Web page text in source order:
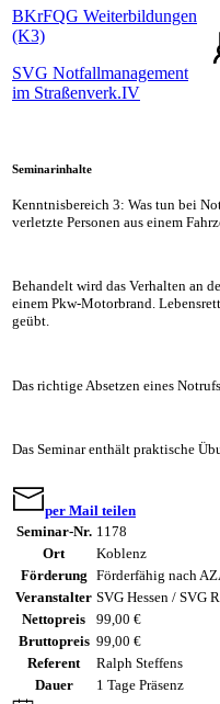
BKrFQG Weiterbildungen
(K3)
SVG Notfallmanagement
im Straßenverk.IV
Seminarinhalte
Kenntnisbereich 3: Was tun bei
verletzte Personen aus einem
Behandelt wird das Verhalten an
einem Pkw-Motorbrand.
geübt.
Das richtige Absetzen eines
Das Seminar enthält praktische
per Mail teilen
Seminar-Nr. 1178
Ort
Koblenz
Förderung Förderfähig nach
Veranstalter SVG Hessen / SVG
Nettopreis
99,00 €
Bruttopreis 99,00 €
Referent
Ralph Steffens
Dauer
1 Tage Präsenz